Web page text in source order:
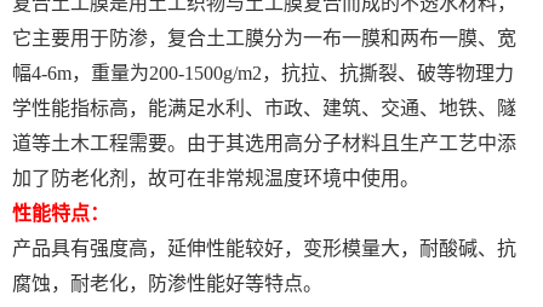
它主要用于防渗，复合土工膜分为一布一膜和两布一膜、宽
幅4-6m，重量为200-1500g/m2，抗拉、抗撕裂、破等物理力
学性能指标高，能满足水利、市政、建筑、交通、地铁、隧
道等土木工程需要。由于其选用高分子材料且生产工艺中添
加了防老化剂，故可在非常规温度环境中使用。
性能特点：
产品具有强度高，延伸性能较好，变形模量大，耐酸碱、抗
腐蚀，耐老化，防渗性能好等特点。